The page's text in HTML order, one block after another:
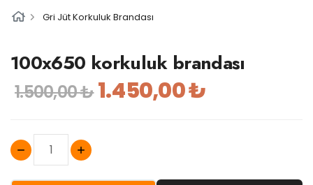
Gri Jüt Korkuluk Brandası
100x650 korkuluk brandası
1.500,00 ₺1.450,00 ₺